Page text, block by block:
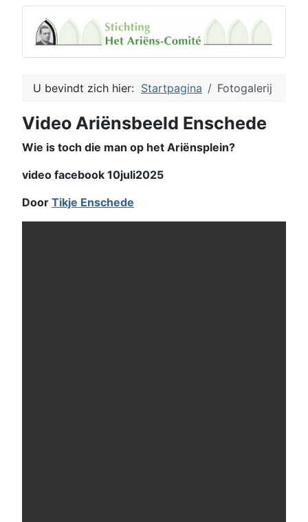
U bevindt zich hier: Startpagina Fotogalerij
Video Ariënsbeeld Enschede
Wie is toch die man op het Ariënsplein?
video facebook 10juli2025
Door Tikje Enschede